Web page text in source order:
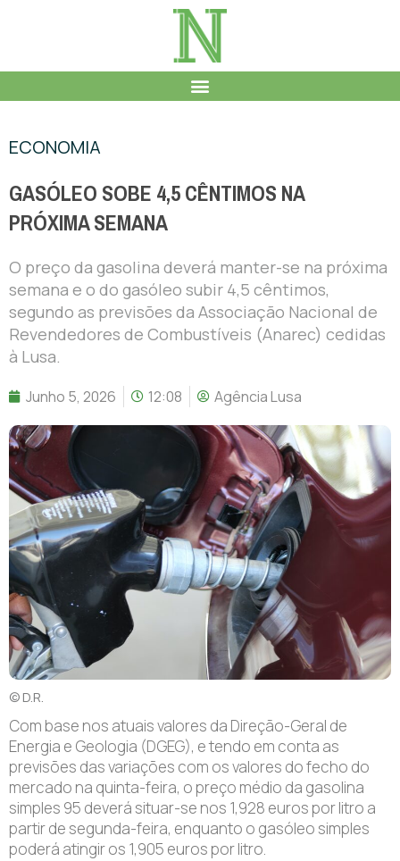
ECONOMIA
GASÓLEO SOBE 4,5 CÊNTIMOS NA
PRÓXIMA SEMANA
O preço da gasolina deverá manter-se na próxima
semana e o do gasóleo subir 4,5 cêntimos,
segundo as previsões da Associação Nacional de
Revendedores de Combustíveis (Anarec) cedidas
à Lusa.
Junho 5, 2026 12:08 Agência Lusa
© D.R.
Com base nos atuais valores da Direção-Geral de
Energia e Geologia (DGEG), e tendo em conta as
previsões das variações com os valores do fecho do
mercado na quinta-feira, o preço médio da gasolina
simples 95 deverá situar-se nos 1,928 euros por litro a
partir de segunda-feira, enquanto o gasóleo simples
poderá atingir os 1,905 euros por litro.